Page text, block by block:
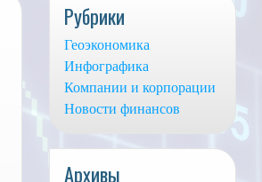
Рубрики
Геоэкономика
Инфографика
Компании и корпорации
Новости финансов
Архивы